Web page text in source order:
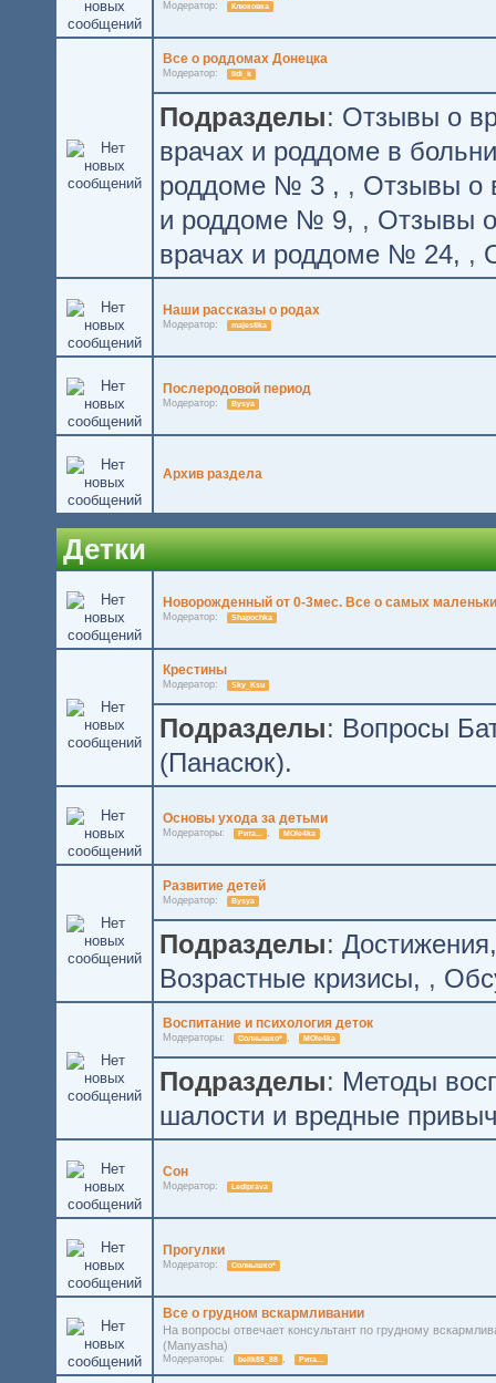
Модератор: Клюковка
Все о роддомах Донецка
Модератор: lidi_k
Подразделы: Отзывы о
врачах и роддоме в
роддоме № 3
, Отзывы о
и роддоме № 9 , Отзывы
врачах и роддоме № 24 ,
Наши рассказы о родах
Модератор: majestika
Послеродовой период
Модератор: Bysya
Архив раздела
Детки
Новорожденный от 0-3мес. Все о самых
Модератор: Shapochka
Крестины
Модератор: Sky_Ksu
Подразделы: Вопросы
(Панасюк).
Основы ухода за детьми
Модераторы: Рита... , MOle4ka
Развитие детей
Модератор: Bysya
Подразделы: Достижения
Возрастные кризисы
,
Воспитание и психология деток
Модераторы: Солнышко* , MOle4ka
Подразделы: Методы
шалости и вредные
Сон
Модератор: Lediprava
Прогулки
Модератор: Солнышко*
Все о грудном вскармливании
На вопросы отвечает консультант по грудному
(Manyasha)
Модераторы: belik88_88 , Рита...